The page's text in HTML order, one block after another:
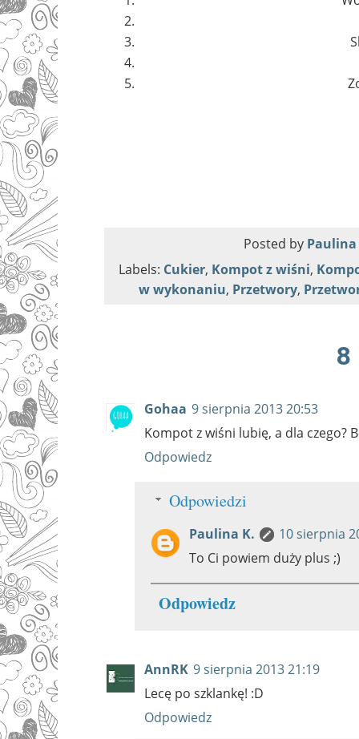
Posted by Paulina
Labels: Cukier, Kompot z wiśni,
w wykonaniu, Przetwory,
8
Gohaa 9 sierpnia 2013 20:53
Kompot z wiśni lubię, a dla czego?
Odpowiedz
Odpowiedzi
Paulina K.
10 sierpnia
To Ci powiem duży plus ;)
Odpowiedz
AnnRK 9 sierpnia 2013 21:19
Lecę po szklankę! :D
Odpowiedz